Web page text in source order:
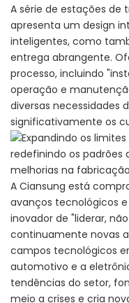
A série de estações de
apresenta um design
inteligentes, como
entrega abrangente.
processo, incluindo
operação e
diversas necessidades
significativamente os
A Ciansung está
avanços tecnológicos
inovador de "liderar,
continuamente novas
campos tecnológicos
automotivo e a
tendências do setor,
meio a crises e cria